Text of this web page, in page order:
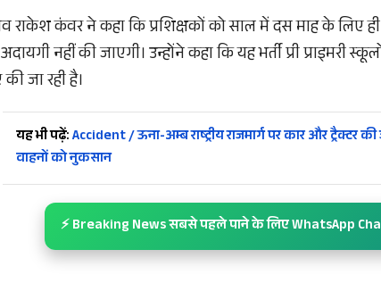
राकेश कंवर ने कहा कि प्रशिक्षकों को साल में दस माह के लिए
नहीं की जाएगी। उन्होंने कहा कि यह भर्ती प्री प्राइमरी
जा रही है।
यह भी पढ़ें:Accident / ऊना-अम्ब राष्ट्रीय राजमार्ग पर कार और ट्रैक्टर की
वाहनों को नुकसान
⚡ Breaking News सबसे पहले पाने के लिए WhatsApp